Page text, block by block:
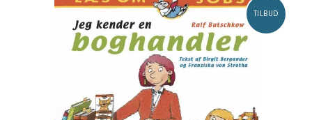
TILBUD